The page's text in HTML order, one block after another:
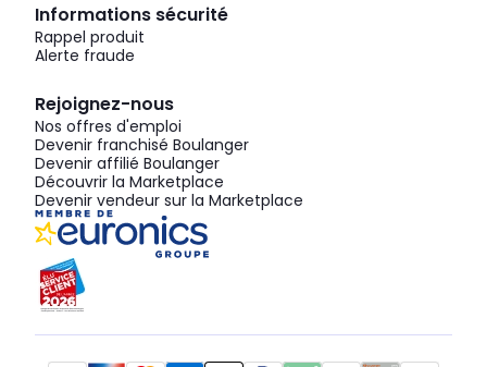
Informations sécurité
Rappel produit
Alerte fraude
Rejoignez-nous
Nos offres d'emploi
Devenir franchisé Boulanger
Devenir affilié Boulanger
Découvrir la Marketplace
Devenir vendeur sur la Marketplace